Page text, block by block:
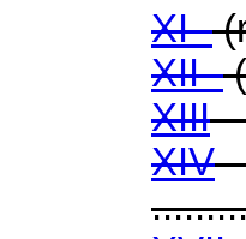
XI -
XII -
XIII-
XIV-